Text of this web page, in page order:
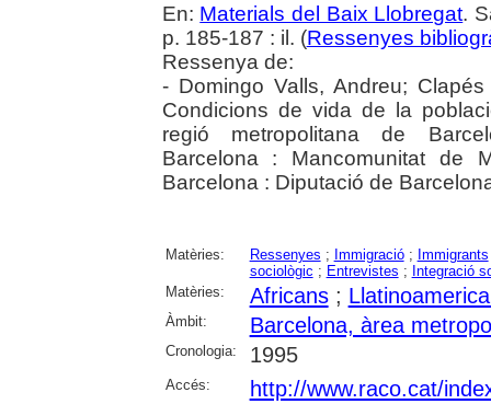
En: Materials del Baix Llobregat.
p. 185-187 : il. (Ressenyes
Ressenya de:
- Domingo Valls, Andreu;
Condicions de vida de la
regió metropolitana de
Barcelona : Mancomunitat de
Barcelona : Diputació de
Matèries: Ressenyes ; Immigració; Immigrants
sociològic ; Entrevistes ; Integració
Matèries:
Africans;
Àmbit: Barcelona, àrea
Cronologia: 1995
Accés: http://www.raco.cat/